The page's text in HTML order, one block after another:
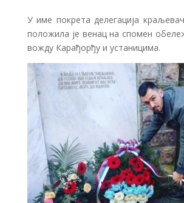
У име покрета делегација
положила је венац на спомен
вожду Карађорђу и устаницима.